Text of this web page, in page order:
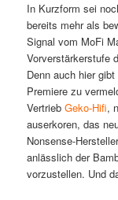
In Kurzform sei
bereits mehr als
Signal vom MoFi
Vorverstärkerstufe
Denn auch hier
Premiere zu
Vertrieb Geko-Hifi,
auserkoren, das
Nonsense-
anlässlich der
vorzustellen. Und